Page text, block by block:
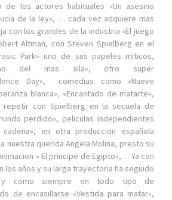
de los actores habituales «Un asesino
de la ley», … cada vez adquiere mas
con los grandes de la industria «El juego
Altman, con Steven Spielberg en el
Park» uno de sus papeles miticos,
del mas alla», otro super
Day», comedias como «Nueve
blanca», «Encantado de matarte»,
repetir con Spielberg en la secuela de
perdido», peliculas independientes
en otra produccion española
nuestra querida Angela Molina, presto su
» El principe de Egipto»,… Ya con
los años y su larga trayectoria ha seguido
y como siempre en todo tipo de
de encasillarse «Vestida para matar»,